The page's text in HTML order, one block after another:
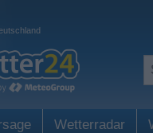
Wetterradar